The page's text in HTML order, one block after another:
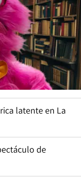
latente en La
de